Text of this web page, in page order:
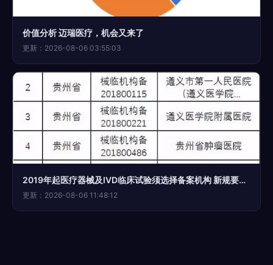
价值分析 迈瑞医疗，机会又来了
更新：2026-08-06 03:55:03
2019年起医疗器械及IVD临床试验须选择备案机构 新规要点解读
更新：2026-08-06 11:48:12